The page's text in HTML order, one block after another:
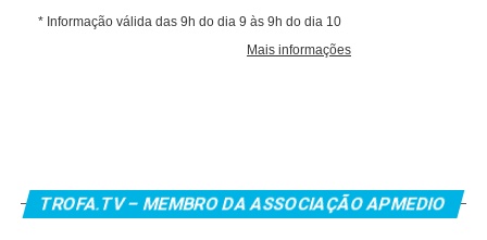
TROFA.TV – MEMBRO DA ASSOCIAÇÃO APMEDIO